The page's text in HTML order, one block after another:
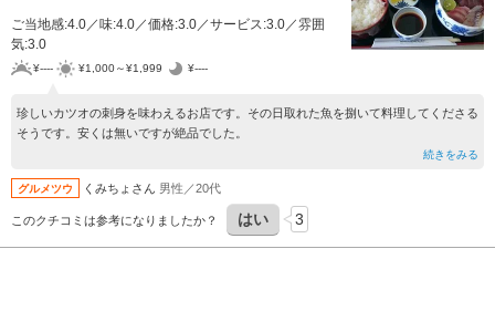
ご当地感:4.0／味:4.0／価格:3.0／サービス:3.0／雰囲
気:3.0
¥---- ¥1,000～¥1,999 ¥----
珍しいカツオの刺身を味わえるお店です。その日取れた魚を捌いて料理してくださる
そうです。安くは無いですが絶品でした。
続きをみる
グルメツウ くみちょさん 男性／20代
このクチコミは参考になりましたか？ はい 3